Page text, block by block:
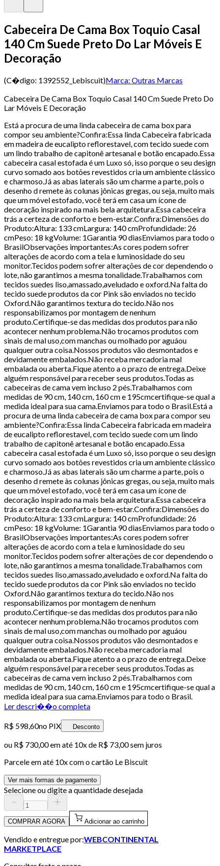
Cabeceira De Cama Box Toquio Casal
140 Cm Suede Preto Do Lar Móveis E
Decoração
(C�digo: 1392552_Lebiscuit)Marca: Outras Marcas
Cabeceira De Cama Box Toquio Casal 140 Cm Suede Preto Do
Lar Móveis E Decoração
Está a procura de uma linda cabeceira de cama box para
compor seu ambiente?Confira:Essa linda Cabeceira fabricada
em madeira de eucalipto reflorestavel, com tecido suede com
um lindo trabalho de capitonê artesanal e botão encapado.Essa
cabeceira casal estofada é um Luxo só, isso porque o seu design
curvo somado aos botões revestidos cria um ambiente clássico
e charmoso.Já as abas laterais são um charme a parte, pois o
desenho d remete às colunas jônicas gregas, ou seja, muito mais
que um móvel estofado, você terá em casa um ícone de
decoração inspirado na mais bela arquitetura.Essa cabeceira
trás a certeza de conforto e bem-estar.Confira:Dimensões do
Produto:Altura: 133 cmLargura: 140 cmProfundidade: 26
cmPeso: 18 kgVolume: 1Garantia 90 diasEnviamos para todo o
BrasilObservações importantes:As cores podem sofrer
alterações de acordo com a tela e luminosidade do seu
monitor.Tecidos podem sofrer alterações de cor dependendo o
lote, não garantimos a mesma tonalidade.Trabalhamos com
tecidos suedes liso,amassado,aveludado e oxford.Na falta do
tecido suede produtos da cor Pink são enviados no tecido
Oxford.Não garantimos textura do tecido.Não nos
responsabilizamos por montagem de nenhum
produto.Certifique-se das medidas dos produtos para não
acontecer nenhum problema.Não trocamos produtos com
sinais de mal uso,com manchas ou molhado por aguáou
qualquer outra coisa.Nossos produtos vão desmontados e
devidamente embalados.Não receba mercadoria mal
embalada ou aberta.Fique atento a o prazo de entrega.Deixe
alguém responsável para receber seus produtos.Todas as
cabeceiras de cama vem incluso 2 pés.Trabalhamos com
medidas de 90 cm, 140 cm, 160 cm e 195cmcertifique-se qual a
medida ideal para sua cama.Enviamos para todo o Brasil.Está a
procura de uma linda cabeceira de cama box para compor seu
ambiente?Confira:Essa linda Cabeceira fabricada em madeira
de eucalipto reflorestavel, com tecido suede com um lindo
trabalho de capitonê artesanal e botão encapado.Essa
cabeceira casal estofada é um Luxo só, isso porque o seu design
curvo somado aos botões revestidos cria um ambiente clássico
e charmoso.Já as abas laterais são um charme a parte, pois o
desenho d remete às colunas jônicas gregas, ou seja, muito mais
que um móvel estofado, você terá em casa um ícone de
decoração inspirado na mais bela arquitetura.Essa cabeceira
trás a certeza de conforto e bem-estar.Confira:Dimensões do
Produto:Altura: 133 cmLargura: 140 cmProfundidade: 26
cmPeso: 18 kgVolume: 1Garantia 90 diasEnviamos para todo o
BrasilObservações importantes:As cores podem sofrer
alterações de acordo com a tela e luminosidade do seu
monitor.Tecidos podem sofrer alterações de cor dependendo o
lote, não garantimos a mesma tonalidade.Trabalhamos com
tecidos suedes liso,amassado,aveludado e oxford.Na falta do
tecido suede produtos da cor Pink são enviados no tecido
Oxford.Não garantimos textura do tecido.Não nos
responsabilizamos por montagem de nenhum
produto.Certifique-se das medidas dos produtos para não
acontecer nenhum problema.Não trocamos produtos com
sinais de mal uso,com manchas ou molhado por aguáou
qualquer outra coisa.Nossos produtos vão desmontados e
devidamente embalados.Não receba mercadoria mal
embalada ou aberta.Fique atento a o prazo de entrega.Deixe
alguém responsável para receber seus produtos.Todas as
cabeceiras de cama vem incluso 2 pés.Trabalhamos com
medidas de 90 cm, 140 cm, 160 cm e 195cmcertifique-se qual a
medida ideal para sua cama.Enviamos para todo o Brasil.
Ler descri��o completa
R$ 598,60no PIX Desconto
ou R$ 730,00em até 10x de R$ 73,00 sem juros
Parcele em até 10x com o cartão Le Biscuit
Ver mais formas de pagamento
Selecione ou digite a quantidade desejada
COMPRAR AGORA Adicionar ao carrinho
Vendido e entregue por:WEBCONTINENTAL
MARKETPLACE